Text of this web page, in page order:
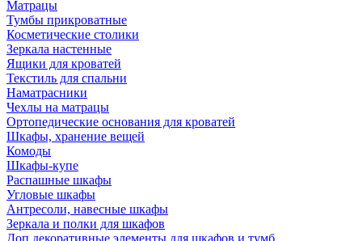
Матрацы
Тумбы прикроватные
Косметические столики
Зеркала настенные
Ящики для кроватей
Текстиль для спальни
Наматрасники
Чехлы на матрацы
Ортопедические основания для кроватей
Шкафы, хранение вещей
Комоды
Шкафы-купе
Распашные шкафы
Угловые шкафы
Антресоли, навесные шкафы
Зеркала и полки для шкафов
Доп.декоративные элементы для шкафов и тумб